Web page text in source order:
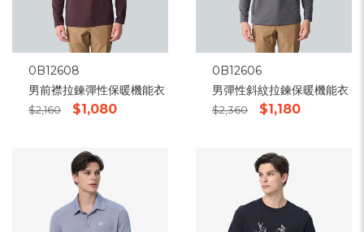
0B12608
男前襟拉鍊彈性保暖機能衣
$2,160 $1,080
0B12606
男彈性斜紋拉鍊保暖機能衣
$2,360 $1,180